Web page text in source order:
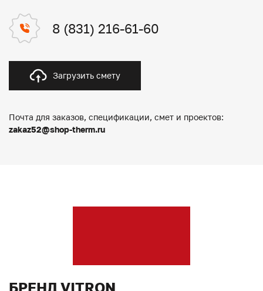
8 (831) 216-61-60
Загрузить смету
Почта для заказов, спецификации, смет и проектов:
zakaz52@shop-therm.ru
БРЕНД VITRON